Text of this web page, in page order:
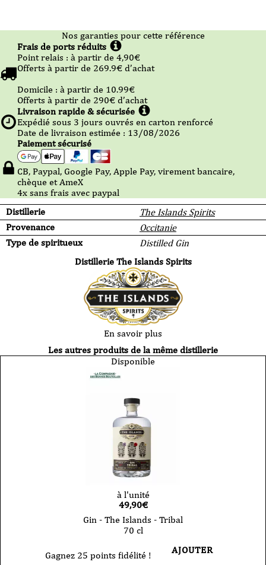
Distillerie
The Islands Spirits
Provenance
Occitanie
Type de spiritueux
Distilled Gin
Nos garanties pour cette référence
Frais de ports réduits
Point relais : à partir de 4,90€
Offerts à partir de 269.9€ d’achat
Domicile : à partir de 10.99€
Offerts à partir de 290€ d’achat
Livraison rapide & sécurisée
Expédié sous 3 jours ouvrés en carton renforcé
Date de livraison estimée : 13/08/2026
Paiement sécurisé
CB, Paypal, Google Pay, Apple Pay, virement bancaire,
chèque et AmeX
4x sans frais avec paypal
Distillerie The Islands Spirits
En savoir plus
Les autres produits de la même distillerie
Disponible
à l'unité
49,90€
Gin - The Islands - Tribal
70 cl
Gagnez 25 points fidélité ! AJOUTER